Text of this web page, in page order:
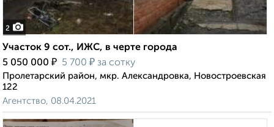
2
Участок 9 сот., ИЖС, в черте города
5 050 000 ₽ 5 700 ₽ за сотку
Пролетарский район, мкр. Александровка, Новостроевская
122
Агентство, 08.04.2021